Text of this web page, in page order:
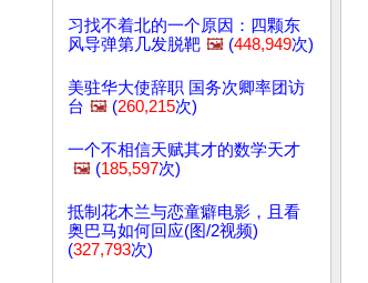
习找不着北的一个原因：四颗东
风导弹第几发脱靶 🖼️ (448,949次)
美驻华大使辞职 国务次卿率团访
台 🖼️ (260,215次)
一个不相信天赋其才的数学天才
🖼️ (185,597次)
抵制花木兰与恋童癖电影，且看
奥巴马如何回应(图/2视频)
(327,793次)